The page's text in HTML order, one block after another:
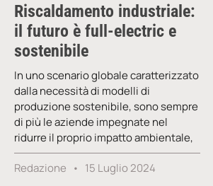
Riscaldamento industriale:
il futuro è full-electric e
sostenibile
In uno scenario globale caratterizzato
dalla necessità di modelli di
produzione sostenibile, sono sempre
di più le aziende impegnate nel
ridurre il proprio impatto ambientale,
Redazione 15 Luglio 2024